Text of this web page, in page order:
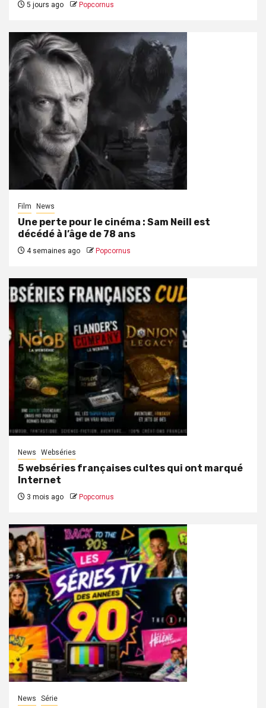
5 jours ago Popcornus
Film News
Une perte pour le cinéma : Sam Neill est
décédé à l’âge de 78 ans
4 semaines ago Popcornus
News Webséries
5 webséries françaises cultes qui ont marqué
Internet
3 mois ago Popcornus
News Série